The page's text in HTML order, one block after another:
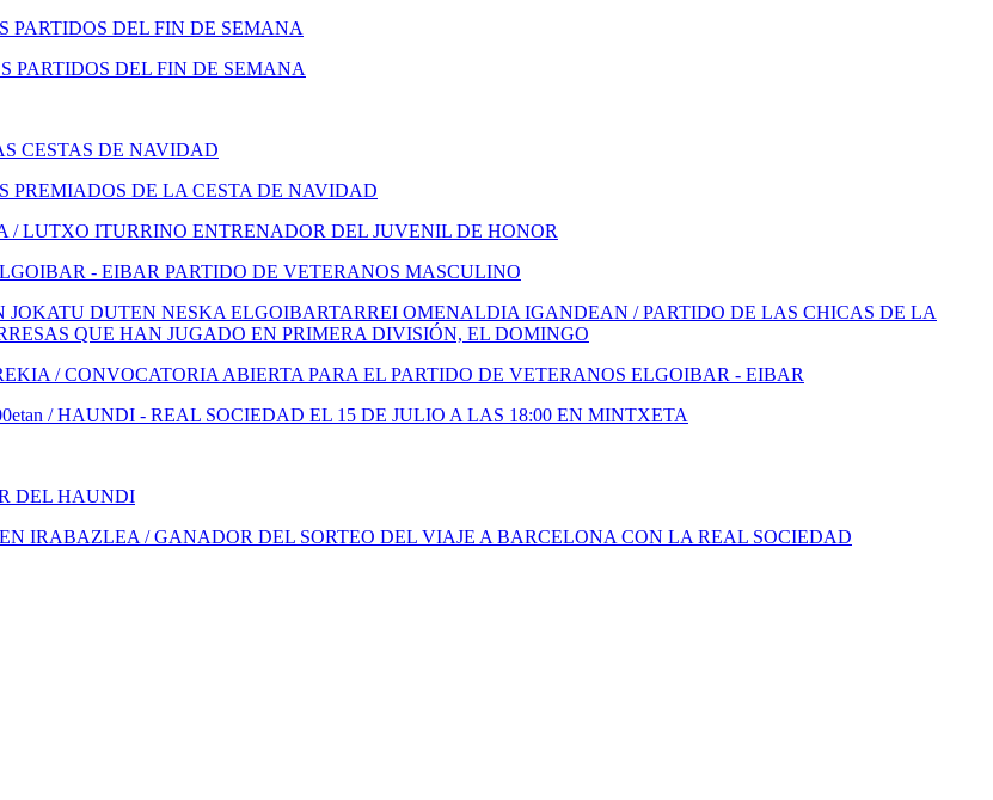
PARTIDOS DEL FIN DE SEMANA
PARTIDOS DEL FIN DE SEMANA
CESTAS DE NAVIDAD
DE LA CESTA DE NAVIDAD
LUTXO ITURRINO ENTRENADOR DEL JUVENIL DE HONOR
- EIBAR PARTIDO DE VETERANOS MASCULINO
DUTEN NESKA ELGOIBARTARREI OMENALDIA IGANDEAN / PARTIDO DE LAS CHICAS DE LA
QUE HAN JUGADO EN PRIMERA DIVISIÓN, EL DOMINGO
/ CONVOCATORIA ABIERTA PARA EL PARTIDO DE VETERANOS ELGOIBAR - EIBAR
/ HAUNDI - REAL SOCIEDAD EL 15 DE JULIO A LAS 18:00 EN MINTXETA
DEL HAUNDI
IRABAZLEA / GANADOR DEL SORTEO DEL VIAJE A BARCELONA CON LA REAL SOCIEDAD